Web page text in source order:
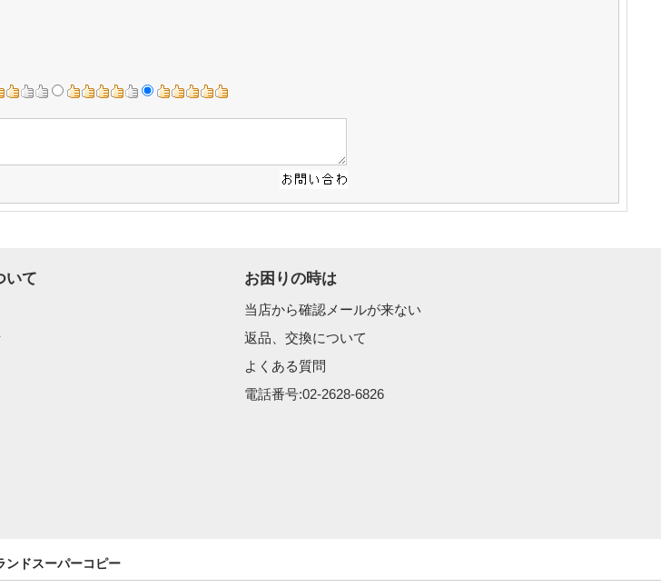
いて お困りの時は
当店から確認メールが来ない
返品、交換について
よくある質問
電話番号:02-2628-6826
ンドスーパーコピー